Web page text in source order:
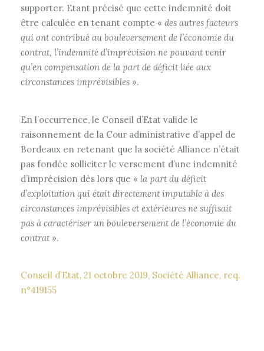
supporter. Etant précisé que cette indemnité doit
être calculée en tenant compte « des autres facteurs
qui ont contribué au bouleversement de l’économie du
contrat, l’indemnité d’imprévision ne pouvant venir
qu’en compensation de la part de déficit liée aux
circonstances imprévisibles ».
En l’occurrence, le Conseil d’Etat valide le
raisonnement de la Cour administrative d’appel de
Bordeaux en retenant que la société Alliance n’était
pas fondée solliciter le versement d’une indemnité
d’imprécision dès lors que « la part du déficit
d’exploitation qui était directement imputable à des
circonstances imprévisibles et extérieures ne suffisait
pas à caractériser un bouleversement de l’économie du
contrat».
Conseil d’Etat, 21 octobre 2019, Société Alliance, req.
n°419155